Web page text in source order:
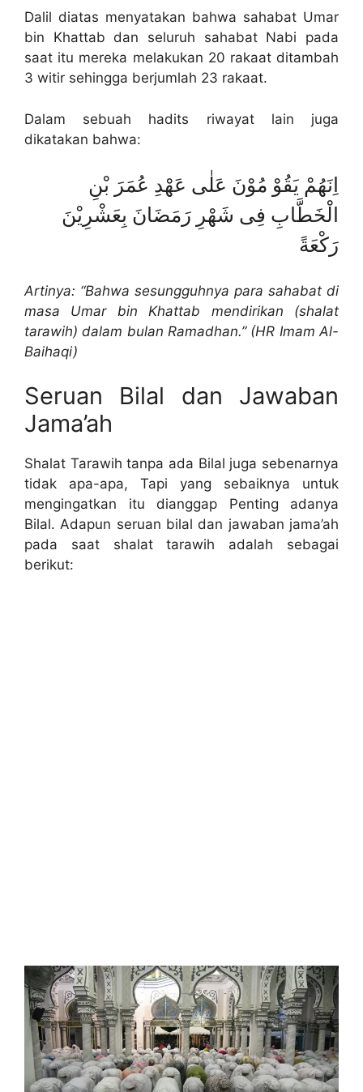
Dalil diatas menyatakan bahwa sahabat Umar
bin Khattab dan seluruh sahabat Nabi pada
saat itu mereka melakukan 20 rakaat ditambah
3 witir sehingga berjumlah 23 rakaat.
Dalam sebuah hadits riwayat lain juga
dikatakan bahwa:
اِنَهُمْ يَقُوْ مُوْنَ عَلٰى عَهْدِ عُمَرَ بْنِ
الْخَطَّابِ فِى شَهْرِ رَمَضَانَ بِعَشْرِيْنَ
رَكْعَةً
Artinya: “Bahwa sesungguhnya para sahabat di
masa Umar bin Khattab mendirikan (shalat
tarawih) dalam bulan Ramadhan.” (HR Imam Al-
Baihaqi)
Seruan Bilal dan Jawaban
Jama’ah
Shalat Tarawih tanpa ada Bilal juga sebenarnya
tidak apa-apa, Tapi yang sebaiknya untuk
mengingatkan itu dianggap Penting adanya
Bilal. Adapun seruan bilal dan jawaban jama’ah
pada saat shalat tarawih adalah sebagai
berikut: